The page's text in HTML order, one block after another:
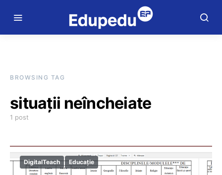
BROWSING TAG
situații neîncheiate
1 post
DigitalTeach Educație